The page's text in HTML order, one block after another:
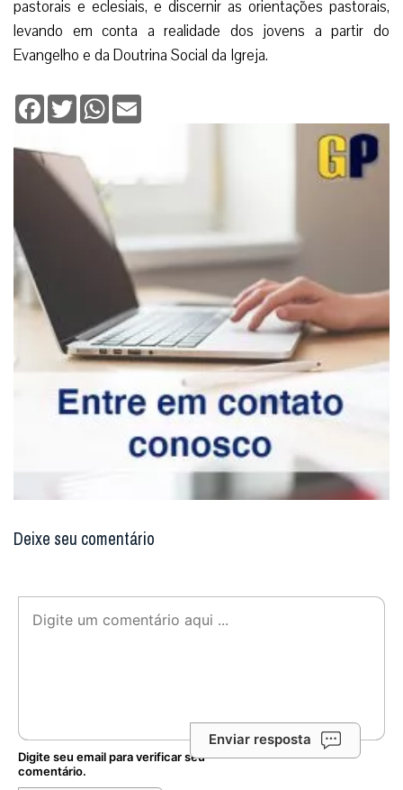
pastorais e eclesiais, e discernir as orientações pastorais,
levando em conta a realidade dos jovens a partir do
Evangelho e da Doutrina Social da Igreja.
Facebook
TwitterWhatsApp
Deixe seu comentário
Enviar resposta
Digite seu email para verificar seu
comentário.